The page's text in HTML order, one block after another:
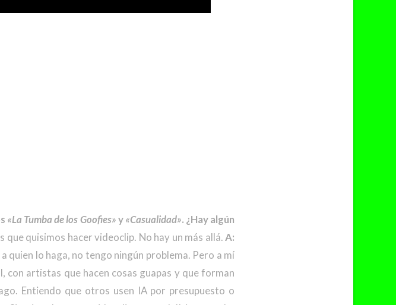
«La Tumba de los Goofies»y«Casualidad». ¿Hay algún
que quisimos hacer videoclip. No hay un más allá.A:
quien lo haga, no tengo ningún problema. Pero a mí
artistas que hacen cosas guapas y que forman
Entiendo que otros usen IA por presupuesto o